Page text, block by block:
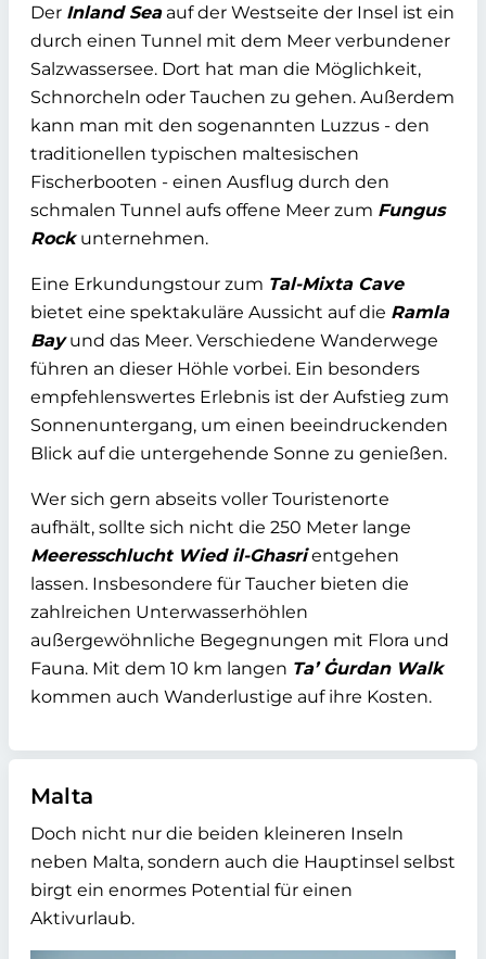
Der Inland Seaauf der Westseite der Insel ist ein
durch einen Tunnel mit dem Meer verbundener
Salzwassersee. Dort hat man die Möglichkeit,
Schnorcheln oder Tauchen zu gehen. Außerdem
kann man mit den sogenannten Luzzus - den
traditionellen typischen maltesischen
Fischerbooten - einen Ausflug durch den
schmalen Tunnel aufs offene Meer zum Fungus
Rockunternehmen.
Eine Erkundungstour zum Tal-Mixta Cave
bietet eine spektakuläre Aussicht auf die Ramla
Bayund das Meer. Verschiedene Wanderwege
führen an dieser Höhle vorbei. Ein besonders
empfehlenswertes Erlebnis ist der Aufstieg zum
Sonnenuntergang, um einen beeindruckenden
Blick auf die untergehende Sonne zu genießen.
Wer sich gern abseits voller Touristenorte
aufhält, sollte sich nicht die 250 Meter lange
Meeresschlucht Wied il-Ghasrientgehen
lassen. Insbesondere für Taucher bieten die
zahlreichen Unterwasserhöhlen
außergewöhnliche Begegnungen mit Flora und
Fauna. Mit dem 10 km langen Ta’ Ġurdan Walk
kommen auch Wanderlustige auf ihre Kosten.
Malta
Doch nicht nur die beiden kleineren Inseln
neben Malta, sondern auch die Hauptinsel selbst
birgt ein enormes Potential für einen
Aktivurlaub.